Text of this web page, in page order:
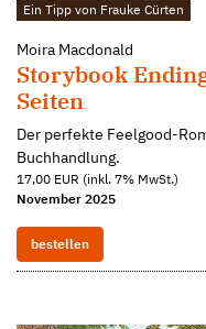
Ein Tipp von Frauke Cürten
Moira Macdonald
Storybook
Seiten
Der perfekte Feelgood-
Buchhandlung.
17,00 EUR (inkl. 7% MwSt.)
November 2025
bestellen